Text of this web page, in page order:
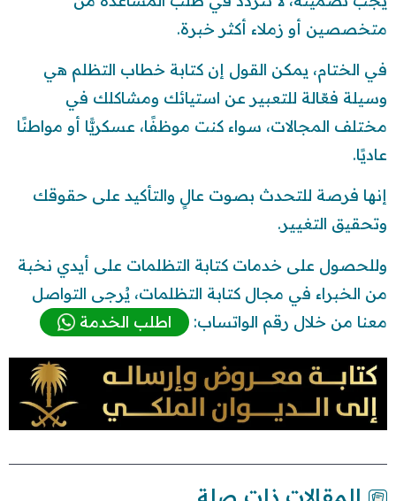
متخصصين أو زملاء أكثر خبرة.
في الختام، يمكن القول إن كتابة خطاب التظلم هي
وسيلة فعّالة للتعبير عن استيائك ومشاكلك في
مختلف المجالات، سواء كنت موظفًا، عسكريًّا أو مواطنًا
عاديًا.
إنها فرصة للتحدث بصوت عالٍ والتأكيد على حقوقك
وتحقيق التغيير.
وللحصول على خدمات كتابة التظلمات على أيدي نخبة
من الخبراء في مجال كتابة التظلمات، يُرجى التواصل
معنا من خلال رقم الواتساب:
اطلب الخدمة